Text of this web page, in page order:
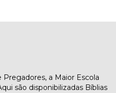
a Maior Escola
são disponibilizadas Bíblias